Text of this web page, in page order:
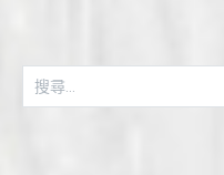
搜
尋